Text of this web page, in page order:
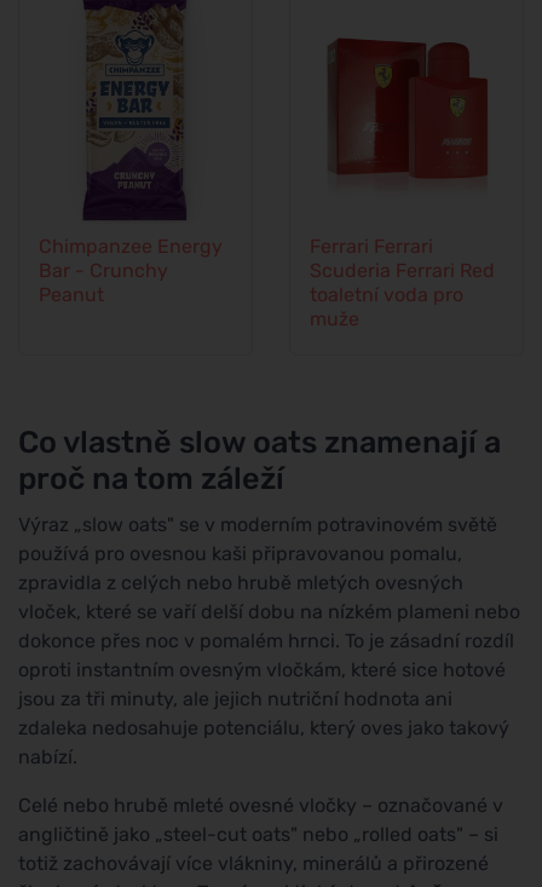
Chimpanzee Energy
Bar - Crunchy
Peanut
Ferrari Ferrari
Scuderia Ferrari Red
toaletní voda pro
muže
Co vlastně slow oats znamenají a
proč na tom záleží
Výraz „slow oats" se v moderním potravinovém světě
používá pro ovesnou kaši připravovanou pomalu,
zpravidla z celých nebo hrubě mletých ovesných
vloček, které se vaří delší dobu na nízkém plameni nebo
dokonce přes noc v pomalém hrnci. To je zásadní rozdíl
oproti instantním ovesným vločkám, které sice hotové
jsou za tři minuty, ale jejich nutriční hodnota ani
zdaleka nedosahuje potenciálu, který oves jako takový
nabízí.
Celé nebo hrubě mleté ovesné vločky – označované v
angličtině jako „steel-cut oats" nebo „rolled oats" – si
totiž zachovávají více vlákniny, minerálů a přirozené